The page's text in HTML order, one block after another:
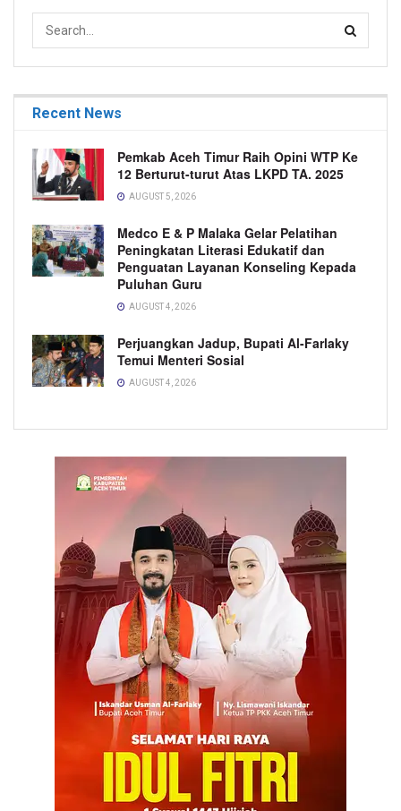
Recent News
Pemkab Aceh Timur Raih Opini WTP Ke
12 Berturut-turut Atas LKPD TA. 2025
AUGUST 5, 2026
Medco E & P Malaka Gelar Pelatihan
Peningkatan Literasi Edukatif dan
Penguatan Layanan Konseling Kepada
Puluhan Guru
AUGUST 4, 2026
Perjuangkan Jadup, Bupati Al-Farlaky
Temui Menteri Sosial
AUGUST 4, 2026